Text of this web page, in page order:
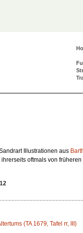
Illustrationen aus
oftmals von früheren
(TA 1679, Tafel rr, III)